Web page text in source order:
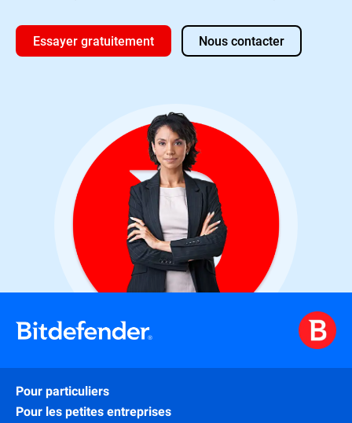
Essayer gratuitement Nous contacter
Pour particuliers
Pour les petites entreprises